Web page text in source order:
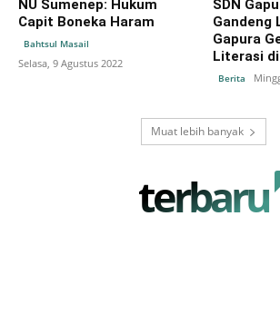
NU Sumenep: Hukum
Capit Boneka Haram
Bahtsul Masail
Selasa, 9 Agustus 2022
SDN
Gandeng
Gapura
Literasi
Berita
Muat lebih banyak
terbaru